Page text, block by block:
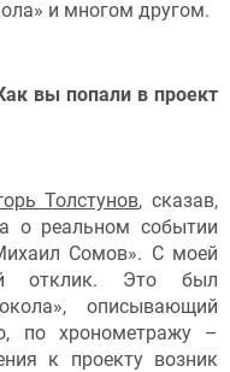
и многом другом.
вы попали в проект
Толстунов, сказав,
о реальном событии
Сомов». С моей
отклик. Это был
описывающий
по хронометражу –
к проекту возник